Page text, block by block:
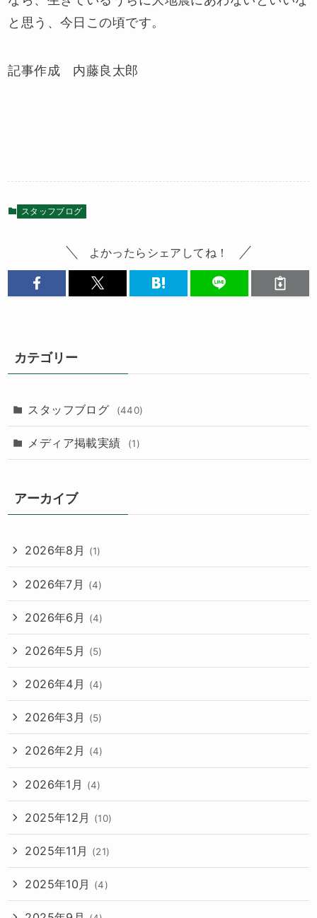
と思う、今日この頃です。
記事作成 内藤良太郎
スタッフブログ
よかったらシェアしてね！
カテゴリー
スタッフブログ (440)
メディア掲載実績 (1)
アーカイブ
2026年8月 (1)
2026年7月 (4)
2026年6月 (4)
2026年5月 (5)
2026年4月 (4)
2026年3月 (5)
2026年2月 (4)
2026年1月 (4)
2025年12月 (10)
2025年11月 (21)
2025年10月 (4)